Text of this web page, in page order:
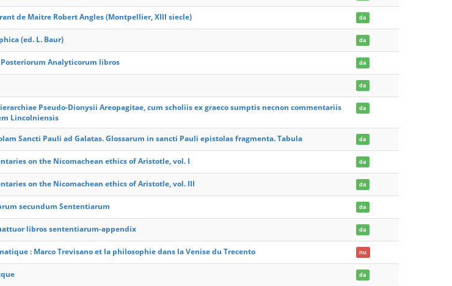
de Maitre Robert Angles (Montpellier, XIII siecle) da
(ed. L. Baur) da
Analyticorum libros da
da
Pseudo-Dionysii Areopagitae, cum scholiis ex graeco sumptis necnon commentariis
Lincolniensis
da
Sancti Pauli ad Galatas. Glossarum in sancti Pauli epistolas fragmenta. Tabula da
on the Nicomachean ethics of Aristotle, vol. I da
on the Nicomachean ethics of Aristotle, vol. III da
secundum Sententiarum da
libros sententiarum-appendix da
: Marco Trevisano et la philosophie dans la Venise du Trecento nu
da